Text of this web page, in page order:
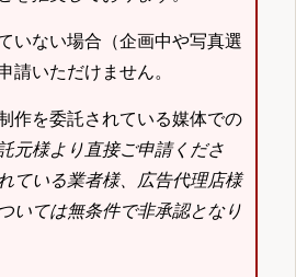
いない場合（企画中や写真選
請いただけません。
作を委託されている媒体での
元様より直接ご申請くださ
ている業者様、広告代理店様
いては無条件で非承認となり